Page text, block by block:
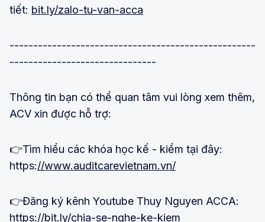
tiết: bit.ly/zalo-tu-van-acca
----------------------------------------------------
-------------------------------
Thông tin bạn có thể quan tâm vui lòng xem thêm,
ACV xin được hỗ trợ:
👉Tìm hiểu các khóa học kế - kiểm tại đây:
https://www.auditcarevietnam.vn/
👉Đăng ký kênh Youtube Thuy Nguyen ACCA:
https://bit.ly/chia-se-nghe-ke-kiem